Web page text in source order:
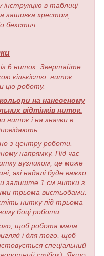
інструкцію в таблиці
зашивка хрестом,
бекстич.
із 6 ниток. Звертайте
кількістю ниток
цю роботу.
на нанесеному
відтінків ниток.
ниток і на значки в
з центру роботи.
напрямку. Під час
вузликом, це може
які надалі буде важко
залиште 1 см нитки з
трьома вистьобами.
нитку під трьома
боці роботи.
щоб робота мала
і для того, щоб
спеціальний